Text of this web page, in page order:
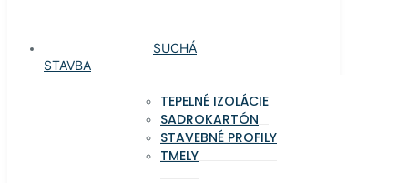
SUCHÁ
STAVBA
TEPELNÉ IZOLÁCIE
SADROKARTÓN
STAVEBNÉ PROFILY
TMELY